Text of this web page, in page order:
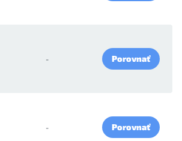
- Porovnať
- Porovnať